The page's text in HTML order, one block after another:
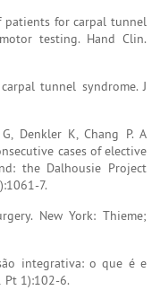
patients for carpal tunnel
testing. Hand Clin.
tunnel syndrome. J
Denkler K, Chang P. A
cases of elective
the Dalhousie Project
7.
New York: Thieme;
integrativa: o que é e
Pt 1):102-6.